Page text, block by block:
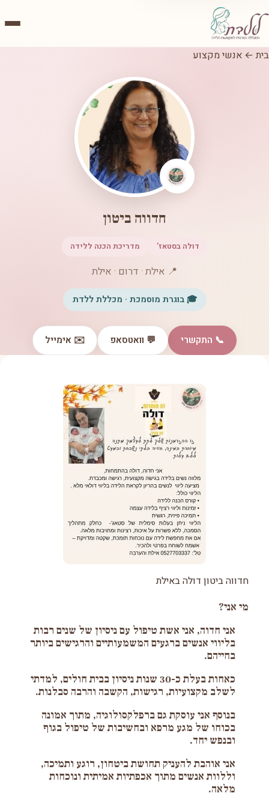
בית ← אנשי מקצוע
חדווה ביטון
דולה בסטאז' מדריכת הכנה ללידה
📍 אילת · דרום · אילת
🎓 בוגרת מוסמכת · מכללת ללדת
📞 התקשרי 💬 וואטסאפ ✉️ אימייל
חדווה ביטון דולה באילת
מי אני?
אני חדוה, אני אשת טיפול עם ניסיון של שנים רבות
בליווי אנשים ברגעים המשמעותיים והרגישים ביותר
בחייהם.
כאחות בעלת כ-30 שנות ניסיון בבית חולים, למדתי
לשלב מקצועיות, רגישות, הקשבה והרבה סבלנות.
בנוסף אני עוסקת גם ברפלקסולוגיה, מתוך אמונה
בכוחו של מגע מרפא ובחשיבות של טיפול בגוף
ובנפש יחד.
אני אוהבת להעניק תחושת ביטחון, רוגע ותמיכה,
וללוות אנשים מתוך אכפתיות אמיתית ונוכחות
מלאה.